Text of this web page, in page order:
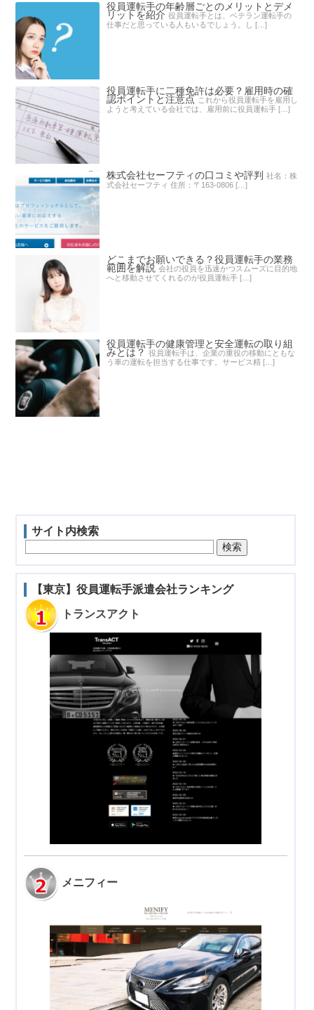
役員運転手の年齢層ごとのメリットとデメ
リットを紹介 役員運転手とは、ベテラン運転手の
仕事だと思っている人もいるでしょう。し […]
役員運転手に二種免許は必要？雇用時の確
認ポイントと注意点 これから役員運転手を雇用し
ようと考えている会社では、雇用前に役員運転手 […]
株式会社セーフティの口コミや評判 社名：株
式会社セーフティ 住所：〒163-0806 […]
どこまでお願いできる？役員運転手の業務
範囲を解説 会社の役員を迅速かつスムーズに目的地
へと移動させてくれるのが役員運転手 […]
役員運転手の健康管理と安全運転の取り組
みとは？ 役員運転手は、企業の重役の移動にともな
う車の運転を担当する仕事です。サービス精 […]
サイト内検索
【東京】役員運転手派遣会社ランキング
トランスアクト
メニフィー